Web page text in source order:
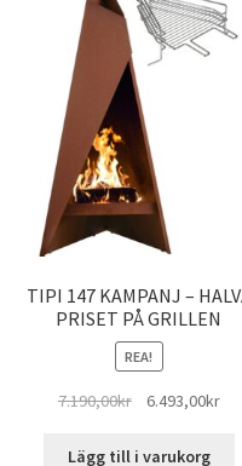
TIPI 147 KAMPANJ –
PRISET PÅ GRILLEN
REA!
7.190,00kr
Det
priset
6.493,00kr
Lägg till i varukorg